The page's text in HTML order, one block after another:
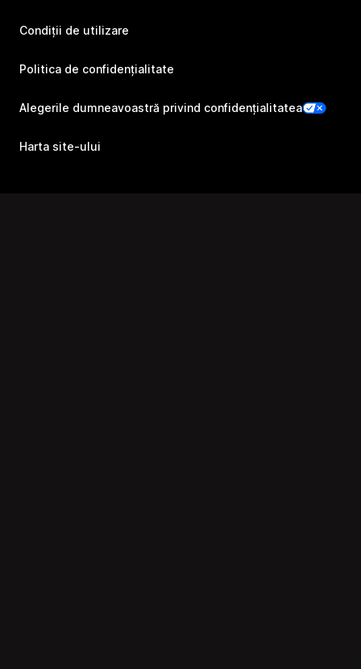
Condiții de utilizare
Politica de confidențialitate
Alegerile dumneavoastră privind confidențialitatea
Harta site-ului